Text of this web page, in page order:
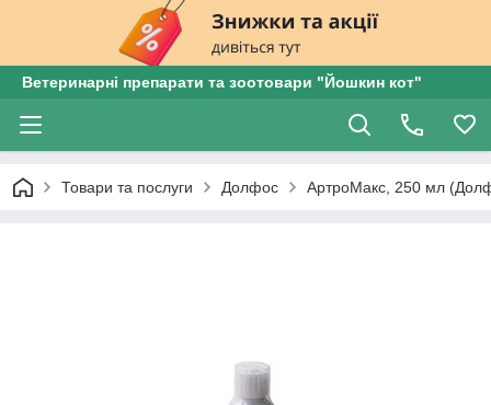
Ветеринарні препарати та зоотовари "Йошкин кот"
Товари та послуги Долфос АртроМакс, 250 мл